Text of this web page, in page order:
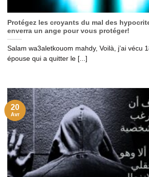
Protégez les croyants du mal des
enverra un ange pour vous protéger!
Salam wa3aletkouom mahdy, Voilà, j’ai vécu
épouse qui a quitter le [...]
20
Avr